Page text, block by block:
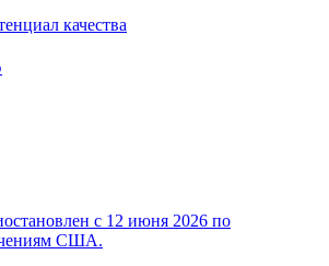
качества
с 12 июня 2026 по
США.